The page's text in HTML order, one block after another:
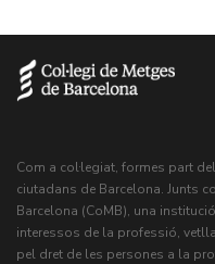
Com a col·legiat, formes part
ciutadans de Barcelona. Junts
Barcelona (CoMB), una
interessos de la professió,
pel dret de les persones a la